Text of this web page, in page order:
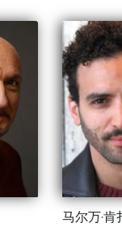
马尔万·肯